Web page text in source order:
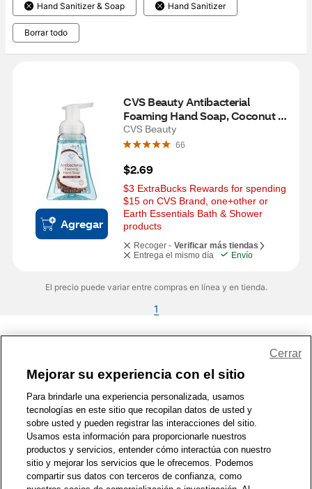
Hand Sanitizer & Soap Hand Sanitizer
Borrar todo
Agregar
CVS Beauty Antibacterial
Foaming Hand Soap, Coconut
Water, 7.5 OZ
CVS Beauty
66
$2.69
$3 ExtraBucks Rewards for spending
$15 on CVS Brand, one+other or
Earth Essentials Bath & Shower
products
Recoger - Verificar más tiendas
Entrega el mismo día
Envío
El precio puede variar entre compras en línea y en tienda.
1
1-800-679-9691 | Contáctenos | Términos de Uso | Accesibilidad
Política de Privacidad | WA Privacy Policy | Mapa del sitio
Zona de Bienestar | © 1999 - 2026 CVS.com
Mejorar su experiencia con el sitio
Para brindarle una experiencia personalizada, usamos
tecnologías en este sitio que recopilan datos de usted y
sobre usted y pueden registrar las interacciones del sitio.
Usamos esta información para proporcionarle nuestros
productos y servicios, entender cómo interactúa con nuestro
sitio y mejorar los servicios que le ofrecemos. Podemos
compartir sus datos con terceros de confianza, como
Cerrar